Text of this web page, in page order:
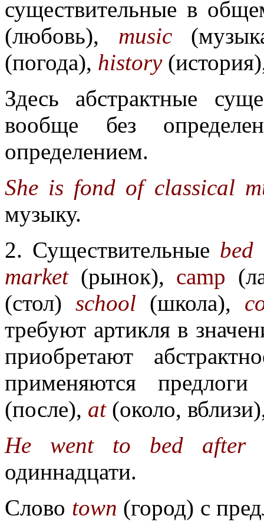
существительные в
(любовь), music
(погода), history
Здесь абстрактные
вообще без
определением.
She is fond of classical
музыку.
2. Существительные bed
market(рынок), camp
(стол)school (школа),
требуют артикля в
приобретают
применяются
(после), at(около,
He went to bed after
одиннадцати.
Слово town (город) с